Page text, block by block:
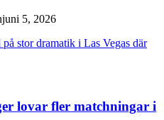
juni 5, 2026
stor dramatik i Las Vegas där
lovar fler matchningar i